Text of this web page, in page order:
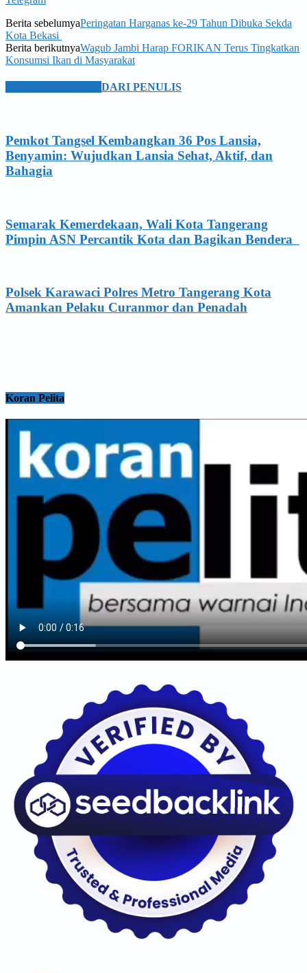
Berita sebelumyaPeringatan Harganas ke-29 Tahun Dibuka Sekda
Kota Bekasi
Berita berikutnyaWagub Jambi Harap FORIKAN Terus Tingkatkan
Konsumsi Ikan di Masyarakat
DARI PENULIS
Pemkot Tangsel Kembangkan 36 Pos Lansia,
Benyamin: Wujudkan Lansia Sehat, Aktif, dan
Bahagia
Semarak Kemerdekaan, Wali Kota Tangerang
Pimpin ASN Percantik Kota dan Bagikan Bendera
Polsek Karawaci Polres Metro Tangerang Kota
Amankan Pelaku Curanmor dan Penadah
Koran Pelita